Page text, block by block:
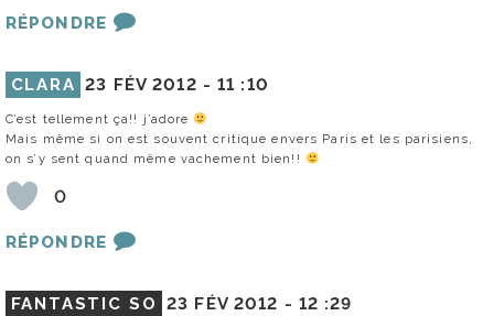
RÉPONDRE
CLARA 23 FÉV 2012 -11 :10
C’est tellement ça!! j’adore
Mais même si on est souvent critique envers Paris et les parisiens,
on s’y sent quand même vachement bien!!
0
RÉPONDRE
FANTASTIC SO 23 FÉV 2012 - 12 :29